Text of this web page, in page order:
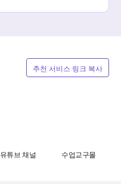
추천 서비스 링크 복사
유튜브 채널 수업교구몰